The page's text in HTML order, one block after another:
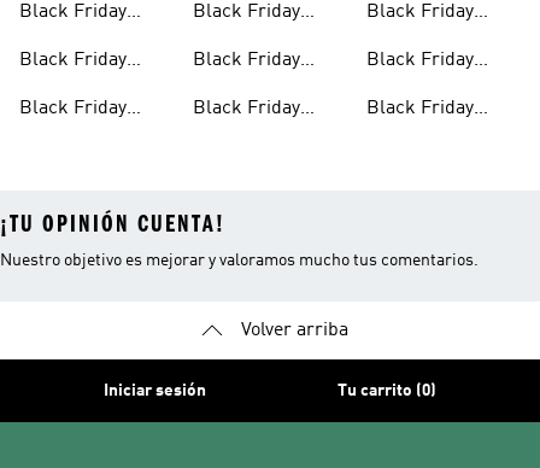
Mujer
Black Friday
Niños
Black Friday
Black Friday
Black Friday
Black Friday
Hombre
Black Friday
Black Friday
Black Friday
Accesorios
Black Friday
¡TU OPINIÓN CUENTA!
Nuestro objetivo es mejorar y valoramos mucho tus comentarios.
Volver arriba
Iniciar sesión Tu carrito (0)